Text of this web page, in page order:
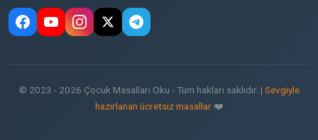
© 2023 - 2026 Çocuk Masalları Oku - Tüm hakları saklıdır. | Sevgiyle
hazırlanan ücretsiz masallar ❤️